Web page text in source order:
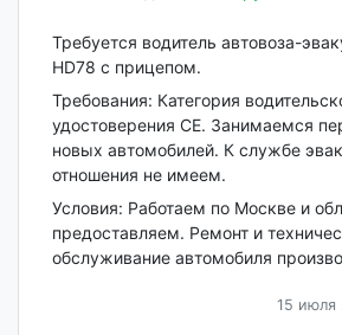
Требуется водитель автовоза-
HD78 с прицепом.
Требования: Категория
удостоверения СЕ. Занимаемся
новых автомобилей. К службе
отношения не имеем.
Условия: Работаем по Москве и
предоставляем. Ремонт и
обслуживание автомобиля
15 июля